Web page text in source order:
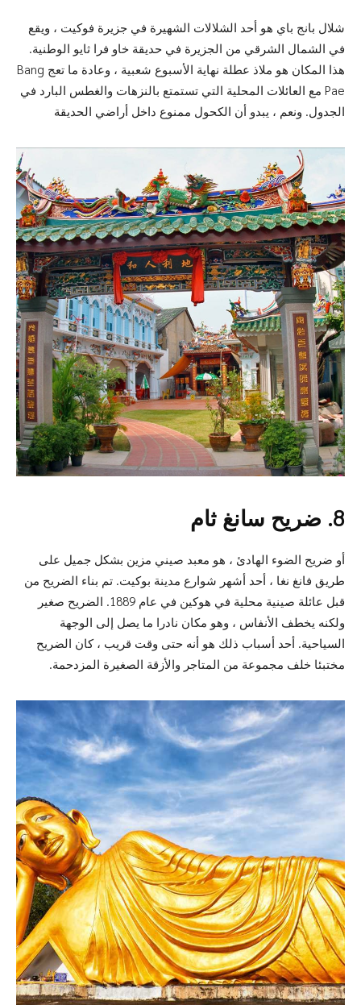
شلال بانج باي هو أحد الشلالات الشهيرة في جزيرة فوكيت ، ويقع
في الشمال الشرقي من الجزيرة في حديقة خاو فرا ثايو الوطنية.
هذا المكان هو ملاذ عطلة نهاية الأسبوع شعبية ، وعادة ما تعج Bang
Pae مع العائلات المحلية التي تستمتع بالنزهات والغطس البارد في
الجدول. ونعم ، يبدو أن الكحول ممنوع داخل أراضي الحديقة
8. ضريح سانغ ثام
أو ضريح الضوء الهادئ ، هو معبد صيني مزين بشكل جميل على
طريق فانغ نغا ، أحد أشهر شوارع مدينة بوكيت. تم بناء الضريح من
قبل عائلة صينية محلية في هوكين في عام 1889. الضريح صغير
ولكنه يخطف الأنفاس ، وهو مكان نادرا ما يصل إلى الوجهة
السياحية. أحد أسباب ذلك هو أنه حتى وقت قريب ، كان الضريح
مختبئا خلف مجموعة من المتاجر والأزقة الصغيرة المزدحمة.